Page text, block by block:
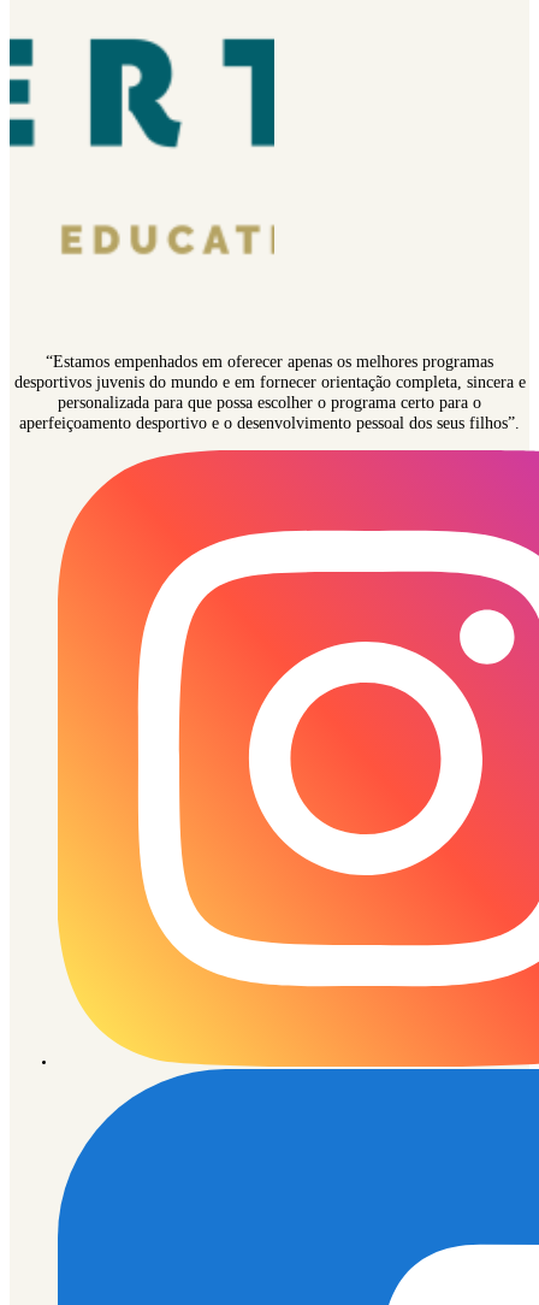
“Estamos empenhados em oferecer apenas os melhores programas
desportivos juvenis do mundo e em fornecer orientação completa, sincera e
personalizada para que possa escolher o programa certo para o
aperfeiçoamento desportivo e o desenvolvimento pessoal dos seus filhos”.